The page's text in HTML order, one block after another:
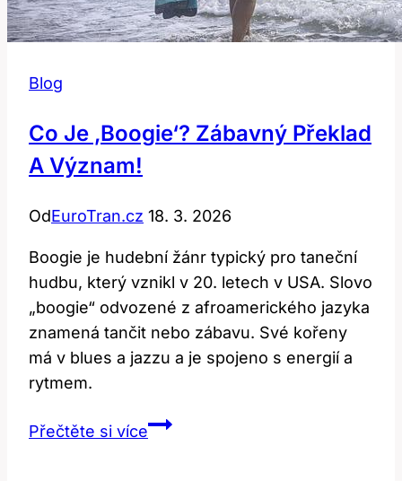
Blog
Co Je ‚boogie‘? Zábavný Překlad
A Význam!
OdEuroTran.cz 18. 3. 2026
Boogie je hudební žánr typický pro taneční
hudbu, který vznikl v 20. letech v USA. Slovo
„boogie“ odvozené z afroamerického jazyka
znamená tančit nebo zábavu. Své kořeny
má v blues a jazzu a je spojeno s energií a
rytmem.
Přečtěte si víceCo